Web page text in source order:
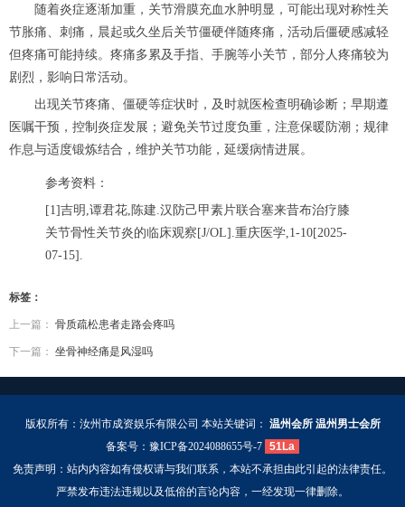
随着炎症逐渐加重，关节滑膜充血水肿明显，可能出现对称性关
节胀痛、刺痛，晨起或久坐后关节僵硬伴随疼痛，活动后僵硬感减轻
但疼痛可能持续。疼痛多累及手指、手腕等小关节，部分人疼痛较为
剧烈，影响日常活动。
出现关节疼痛、僵硬等症状时，及时就医检查明确诊断；早期遵
医嘱干预，控制炎症发展；避免关节过度负重，注意保暖防潮；规律
作息与适度锻炼结合，维护关节功能，延缓病情进展。
参考资料：
[1]吉明,谭君花,陈建.汉防己甲素片联合塞来昔布治疗膝
关节骨性关节炎的临床观察[J/OL].重庆医学,1-10[2025-
07-15].
标签：
上一篇： 骨质疏松患者走路会疼吗
下一篇： 坐骨神经痛是风湿吗
版权所有：汝州市成资娱乐有限公司 本站关键词： 温州会所 温州男士会所
备案号： 豫ICP备2024088655号-7 51La
免责声明：站内内容如有侵权请与我们联系，本站不承担由此引起的法律责任。
严禁发布违法违规以及低俗的言论内容，一经发现一律删除。